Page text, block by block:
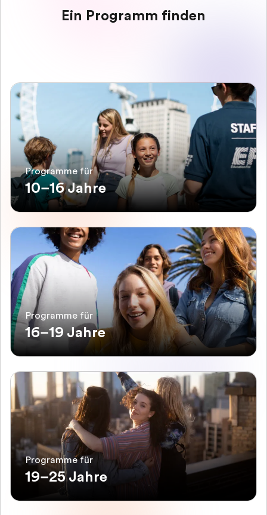
Ein Programm finden
Programme für
10–16 Jahre
Programme für
16–19 Jahre
Programme für
19–25 Jahre